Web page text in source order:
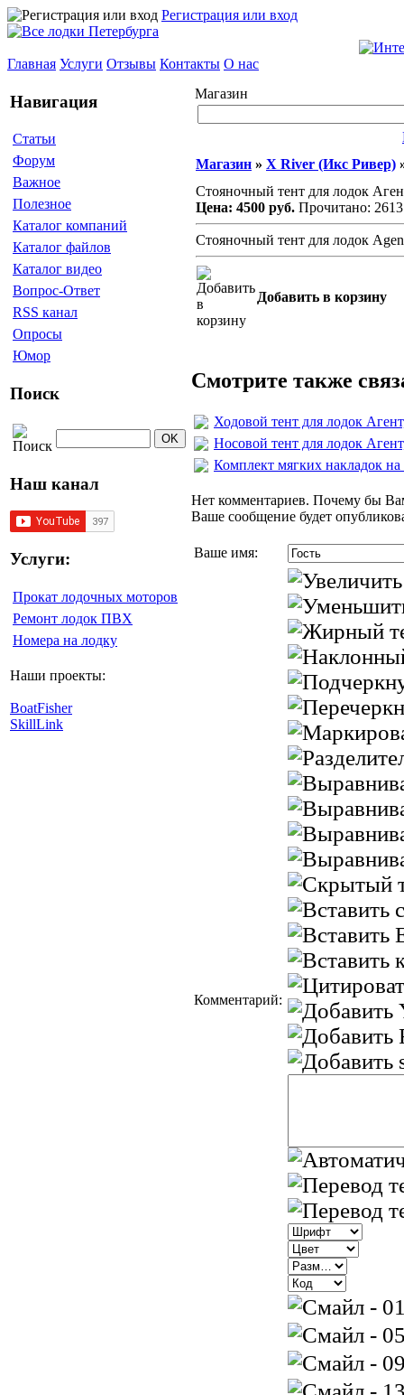
Регистрация или вход
Главная Услуги Отзывы Контакты О нас
Навигация
Статьи
Форум
Важное
Полезное
Каталог компаний
Каталог файлов
Каталог видео
Вопрос-Ответ
RSS канал
Опросы
Юмор
Поиск
Наш канал
Услуги:
Прокат лодочных моторов
Ремонт лодок ПВХ
Номера на лодку
Наши проекты:
BoatFisher
SkillLink
Магазин
Магазин » X River (Икс Ривер)
Стояночный тент для лодок
Цена: 4500 руб. Прочитано: 2613
Стояночный тент для лодок
Добавить в корзину
Смотрите также
Ходовой тент для лодок
Носовой тент для лодок
Комплект мягких накладок
Нет комментариев. Почему бы
Ваше сообщение будет
Ваше имя:
Комментарий: